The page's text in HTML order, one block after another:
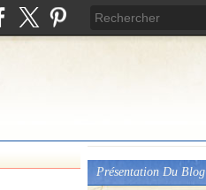
Présentation Du Blog